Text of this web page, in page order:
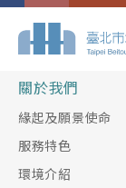
Index.php
關於我們
緣起及願景使命
服務特色
環境介紹